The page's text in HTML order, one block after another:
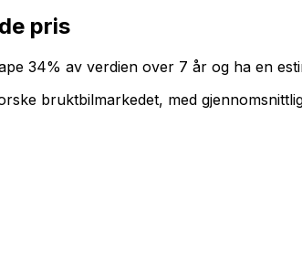
pris
34% av verdien over 7 år og ha en
bruktbilmarkedet, med